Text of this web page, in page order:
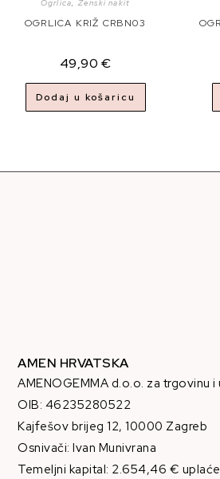
Ogrlica, Ženski nakit
OGRLICA KRIŽ CRBN03
49,90 €
Dodaj u košaricu
AMEN HRVATSKA
AMENOGEMMA d.o.o. za trgovinu i
OIB: 46235280522
Kajfešov brijeg 12, 10000 Zagreb
Osnivači: Ivan Munivrana
Temeljni kapital: 2.654,46 €